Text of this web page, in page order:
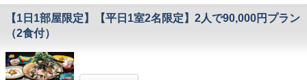
【1日1部屋限定】【平日1室2名限定】2人で90,000円プラン
（2食付）